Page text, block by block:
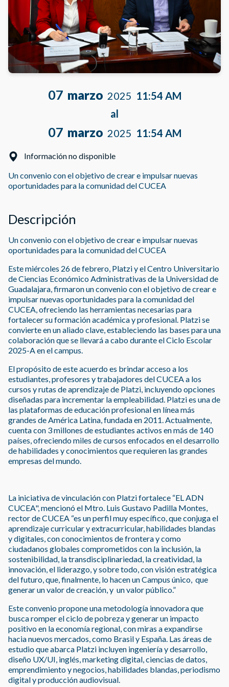
07 marzo 2025 11:54 AM
al
07 marzo 2025 11:54 AM
Información no disponible
Un convenio con el objetivo de crear e impulsar nuevas
oportunidades para la comunidad del CUCEA
Descripción
Un convenio con el objetivo de crear e impulsar nuevas
oportunidades para la comunidad del CUCEA
Este miércoles 26 de febrero, Platzi y el Centro Universitario
de Ciencias Económico Administrativas de la Universidad de
Guadalajara, firmaron un convenio con el objetivo de crear e
impulsar nuevas oportunidades para la comunidad del
CUCEA, ofreciendo las herramientas necesarias para
fortalecer su formación académica y profesional. Platzi se
convierte en un aliado clave, estableciendo las bases para una
colaboración que se llevará a cabo durante el Ciclo Escolar
2025-A en el campus.
El propósito de este acuerdo es brindar acceso a los
estudiantes, profesores y trabajadores del CUCEA a los
cursos y rutas de aprendizaje de Platzi, incluyendo opciones
diseñadas para incrementar la empleabilidad. Platzi es una de
las plataformas de educación profesional en línea más
grandes de América Latina, fundada en 2011. Actualmente,
cuenta con 3 millones de estudiantes activos en más de 140
países, ofreciendo miles de cursos enfocados en el desarrollo
de habilidades y conocimientos que requieren las grandes
empresas del mundo.
La iniciativa de vinculación con Platzi fortalece “EL ADN
CUCEA", mencionó el Mtro. Luis Gustavo Padilla Montes,
rector de CUCEA “es un perfil muy específico, que conjuga el
aprendizaje curricular y extracurricular, habilidades blandas
y digitales, con conocimientos de frontera y como
ciudadanos globales comprometidos con la inclusión, la
sostenibilidad, la transdisciplinariedad, la creatividad, la
innovación, el liderazgo, y sobre todo, con visión estratégica
del futuro, que, finalmente, lo hacen un Campus único, que
generar un valor de creación, y un valor público.”
Este convenio propone una metodología innovadora que
busca romper el ciclo de pobreza y generar un impacto
positivo en la economía regional, con miras a expandirse
hacia nuevos mercados, como Brasil y España. Las áreas de
estudio que abarca Platzi incluyen ingeniería y desarrollo,
diseño UX/UI, inglés, marketing digital, ciencias de datos,
emprendimiento y negocios, habilidades blandas, periodismo
digital y producción audiovisual.